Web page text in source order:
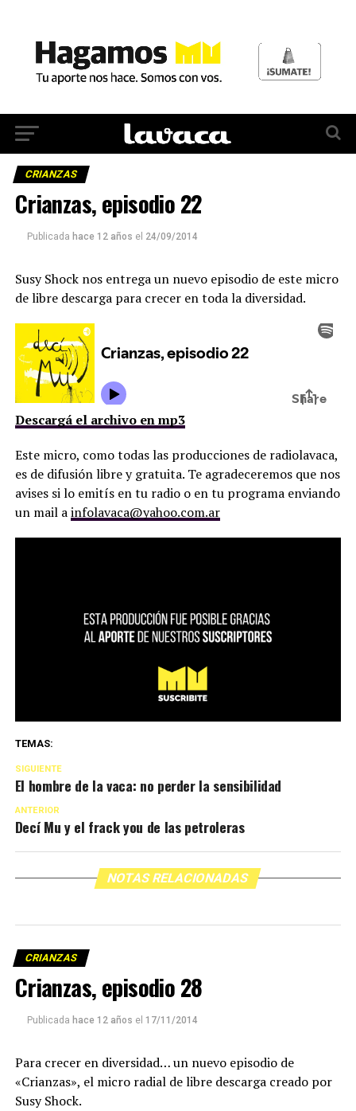
CRIANZAS
Crianzas, episodio 22
Publicada hace 12 años el 24/09/2014
Susy Shock nos entrega un nuevo episodio de este micro
de libre descarga para crecer en toda la diversidad.
Descargá el archivo en mp3
Este micro, como todas las producciones de radiolavaca,
es de difusión libre y gratuita. Te agradeceremos que nos
avises si lo emití­s en tu radio o en tu programa enviando
un mail ainfolavaca@yahoo.com.ar
TEMAS:
SIGUIENTE
El hombre de la vaca: no perder la sensibilidad
ANTERIOR
Decí Mu y el frack you de las petroleras
NOTAS RELACIONADAS
CRIANZAS
Crianzas, episodio 28
Publicada hace 12 años el 17/11/2014
Para crecer en diversidad… un nuevo episodio de
«Crianzas», el micro radial de libre descarga creado por
Susy Shock.